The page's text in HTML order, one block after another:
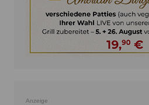
Anzeige